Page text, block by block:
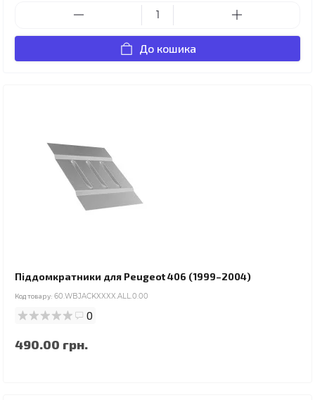
До кошика
Піддомкратники для Peugeot 406 (1999–2004)
Код товару: 60.WBJACKXXXX.ALL.0.00
0
490.00 грн.